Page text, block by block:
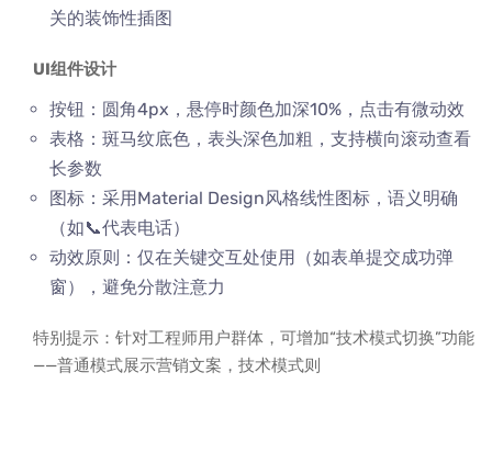
关的装饰性插图
UI组件设计
按钮：圆角4px，悬停时颜色加深10%，点击有微动效
表格：斑马纹底色，表头深色加粗，支持横向滚动查看
长参数
图标：采用Material Design风格线性图标，语义明确
（如📞代表电话）
动效原则：仅在关键交互处使用（如表单提交成功弹
窗），避免分散注意力
特别提示：针对工程师用户群体，可增加“技术模式切换”功能
——普通模式展示营销文案，技术模式则